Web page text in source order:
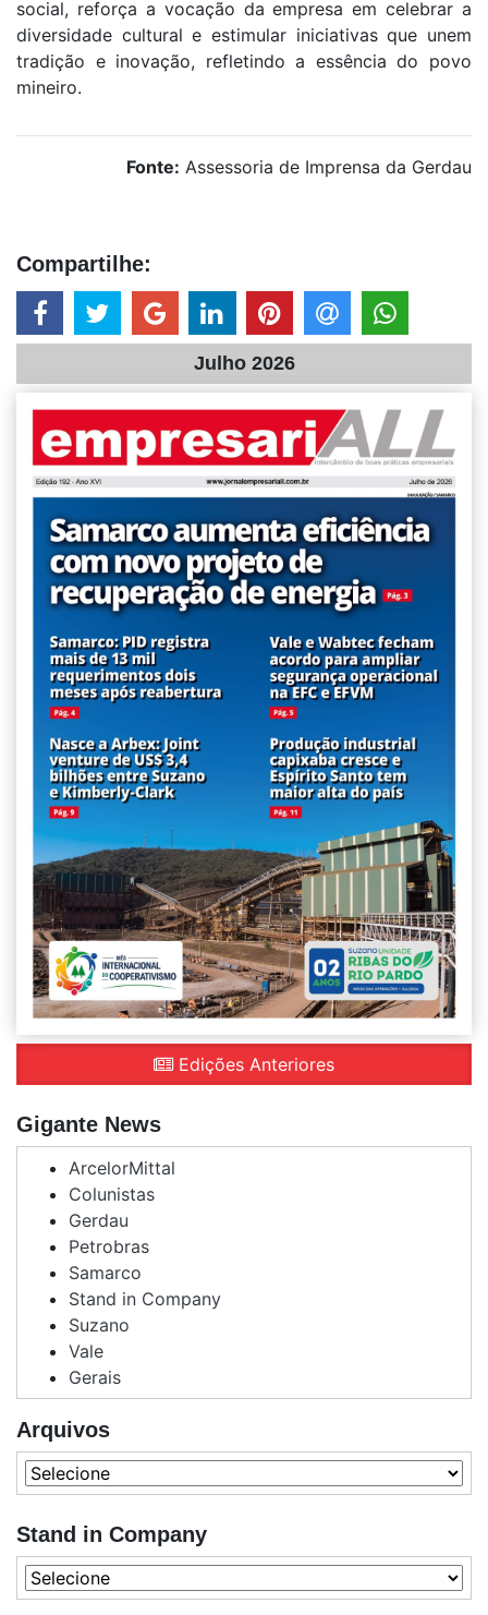
social, reforça a vocação da empresa em celebrar a
diversidade cultural e estimular iniciativas que unem
tradição e inovação, refletindo a essência do povo
mineiro.
Fonte: Assessoria de Imprensa da Gerdau
Compartilhe:
Julho 2026
Edições Anteriores
Gigante News
ArcelorMittal
Colunistas
Gerdau
Petrobras
Samarco
Stand in Company
Suzano
Vale
Gerais
Arquivos
Stand in Company